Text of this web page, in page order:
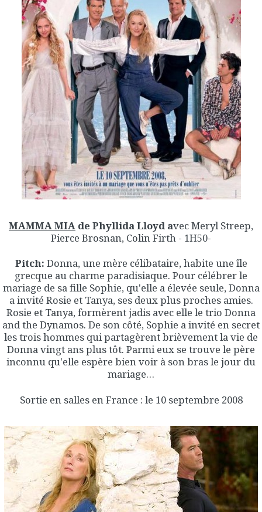
MAMMA MIA de Phyllida Lloyd avec Meryl Streep,
Pierce Brosnan, Colin Firth - 1H50-
Pitch: Donna, une mère célibataire, habite une île
grecque au charme paradisiaque. Pour célébrer le
mariage de sa fille Sophie, qu'elle a élevée seule, Donna
a invité Rosie et Tanya, ses deux plus proches amies.
Rosie et Tanya, formèrent jadis avec elle le trio Donna
and the Dynamos. De son côté, Sophie a invité en secret
les trois hommes qui partagèrent brièvement la vie de
Donna vingt ans plus tôt. Parmi eux se trouve le père
inconnu qu'elle espère bien voir à son bras le jour du
mariage…
Sortie en salles en France : le 10 septembre 2008